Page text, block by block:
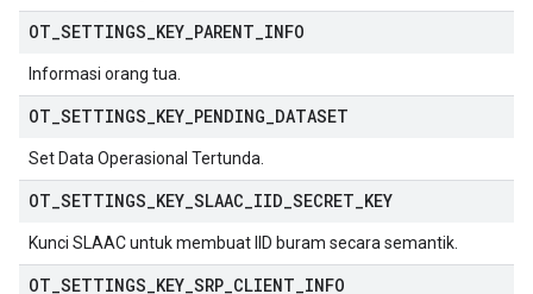
OT SETTINGS KEY PARENT INFO
Informasi orang tua.
OT SETTINGS KEY PENDING DATASET
Set Data Operasional Tertunda.
OT SETTINGS KEY SLAAC IID SECRET KEY
Kunci SLAAC untuk membuat IID buram secara semantik.
OT SETTINGS KEY SRP CLIENT INFO